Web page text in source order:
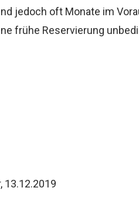
jedoch oft Monate im
frühe Reservierung
13.12.2019